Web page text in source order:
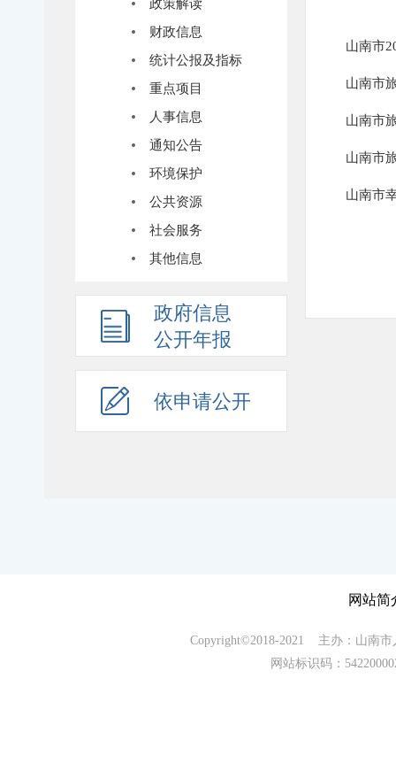
政策解读
财政信息
统计公报及指标
重点项目
人事信息
通知公告
环境保护
公共资源
社会服务
其他信息
政府信息
公开年报
依申请公开
山南市
山南市
山南市
山南市
山南市
网站简
Copyright©2018-2021 主办：山南
网站标识码：